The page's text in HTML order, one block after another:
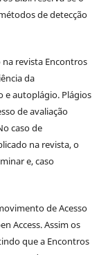
de detecção
na revista Encontros
da
e autoplágio. Plágios
de avaliação
caso de
na revista, o
e, caso
de Acesso
Access. Assim os
que a Encontros